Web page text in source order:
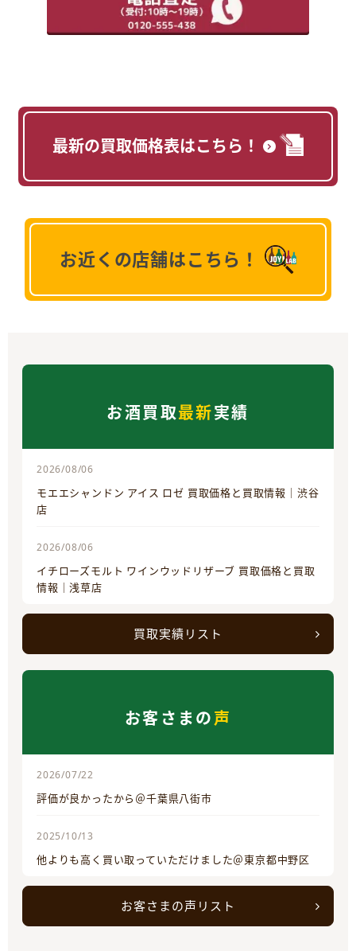
最新の買取価格表はこちら！
お近くの店舗はこちら！
お酒買取最新実績
2026/08/06
モエエシャンドン アイス ロゼ 買取価格と買取情報｜渋谷
店
2026/08/06
イチローズモルト ワインウッドリザーブ 買取価格と買取
情報｜浅草店
買取実績リスト
お客さまの声
2026/07/22
評価が良かったから＠千葉県八街市
2025/10/13
他よりも高く買い取っていただけました＠東京都中野区
お客さまの声リスト